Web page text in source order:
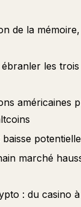
de la
les
américaines
marché
: du casino